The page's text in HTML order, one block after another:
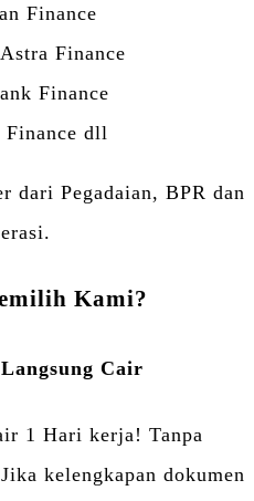
Finance
Finance
Finance
Finance dll
dari Pegadaian, BPR dan
Kami?
Cair
1 Hari kerja! Tanpa
kelengkapan dokumen